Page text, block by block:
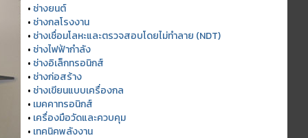
• ช่างยนต์
• ช่างกลโรงงาน
• ช่างเชื่อมโลหะและตรวจสอบโดยไม่ทำลาย (NDT)
• ช่างไฟฟ้ากำลัง
• ช่างอิเล็กทรอนิกส์
• ช่างก่อสร้าง
• ช่างเขียนแบบเครื่องกล
• เมคคาทรอนิกส์
• เครื่องมือวัดและควบคุม
• เทคนิคพลังงาน